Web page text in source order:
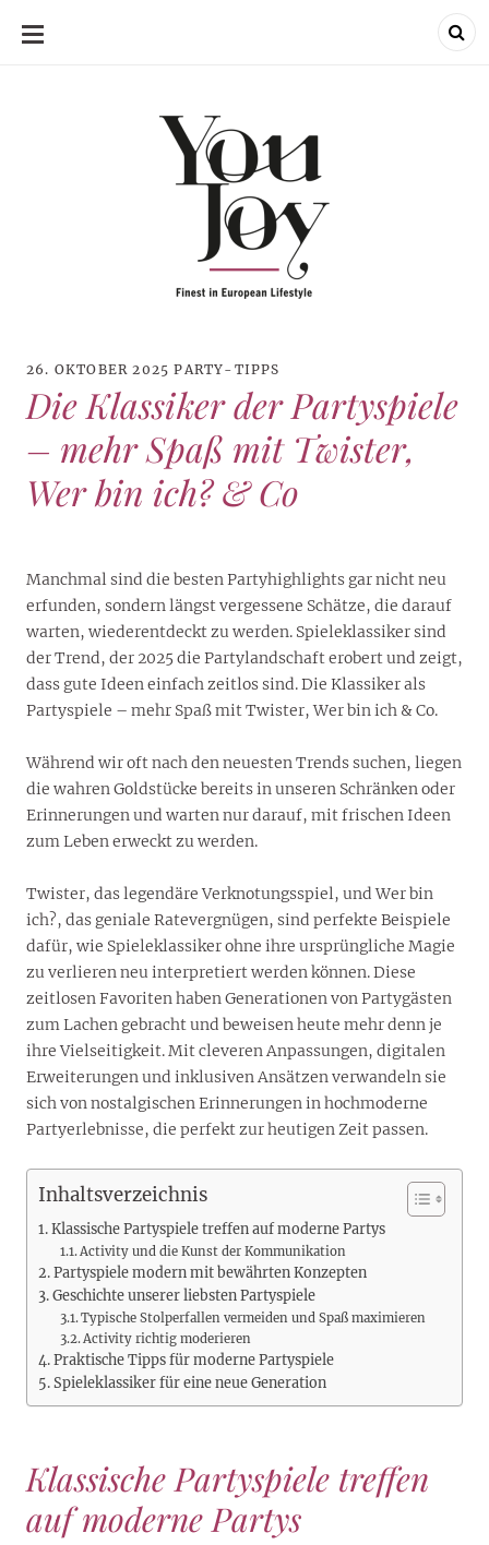
SKIP
26. OKTOBER 2025 PARTY-TIPPS
Die Klassiker der Partyspiele
– mehr Spaß mit Twister,
Wer bin ich? & Co
Manchmal sind die besten Partyhighlights gar nicht neu
erfunden, sondern längst vergessene Schätze, die darauf
warten, wiederentdeckt zu werden. Spieleklassiker sind
der Trend, der 2025 die Partylandschaft erobert und zeigt,
dass gute Ideen einfach zeitlos sind. Die Klassiker als
Partyspiele – mehr Spaß mit Twister, Wer bin ich & Co.
Während wir oft nach den neuesten Trends suchen, liegen
die wahren Goldstücke bereits in unseren Schränken oder
Erinnerungen und warten nur darauf, mit frischen Ideen
zum Leben erweckt zu werden.
Twister, das legendäre Verknotungsspiel, und Wer bin
ich?, das geniale Ratevergnügen, sind perfekte Beispiele
dafür, wie Spieleklassiker ohne ihre ursprüngliche Magie
zu verlieren neu interpretiert werden können. Diese
zeitlosen Favoriten haben Generationen von Partygästen
zum Lachen gebracht und beweisen heute mehr denn je
ihre Vielseitigkeit. Mit cleveren Anpassungen, digitalen
Erweiterungen und inklusiven Ansätzen verwandeln sie
sich von nostalgischen Erinnerungen in hochmoderne
Partyerlebnisse, die perfekt zur heutigen Zeit passen.
Inhaltsverzeichnis
Klassische Partyspiele treffen auf moderne Partys
Activity und die Kunst der Kommunikation
Partyspiele modern mit bewährten Konzepten
Geschichte unserer liebsten Partyspiele
Typische Stolperfallen vermeiden und Spaß maximieren
Activity richtig moderieren
Praktische Tipps für moderne Partyspiele
Spieleklassiker für eine neue Generation
Klassische Partyspiele treffen
auf moderne Partys